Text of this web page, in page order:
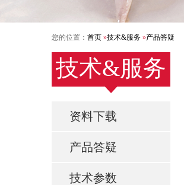
您的位置： 首页 »技术&服务 »产品答疑
技术&服务
资料下载
产品答疑
技术参数